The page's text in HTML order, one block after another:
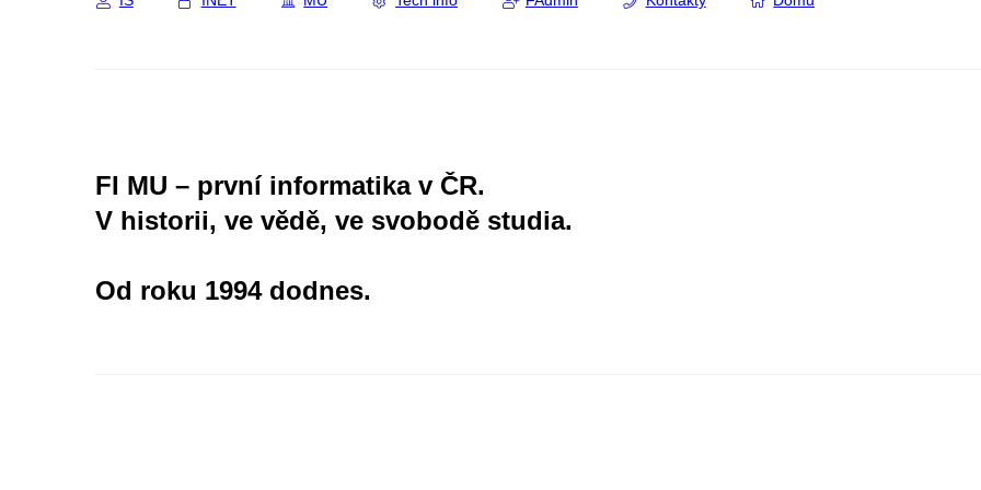
FI MU – první informatika v ČR.
V historii, ve vědě, ve svobodě studia.
Od roku 1994 dodnes.